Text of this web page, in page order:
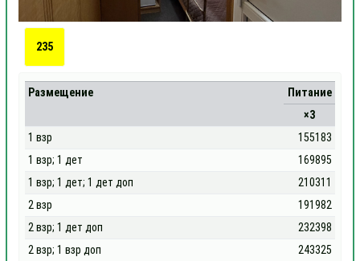
235
Размещение
Питание
×3
1 взр
155183
1 взр; 1 дет
169895
1 взр; 1 дет; 1 дет доп
210311
2 взр
191982
2 взр; 1 дет доп
232398
2 взр; 1 взр доп
243325